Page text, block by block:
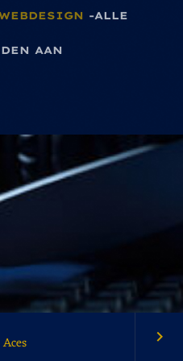
keyboard_arrow_right
-ALLE
AAN